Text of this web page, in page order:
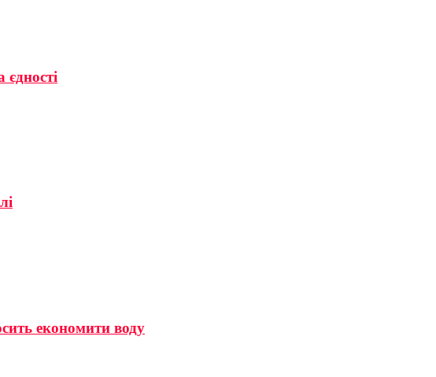
економити воду